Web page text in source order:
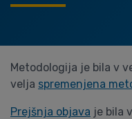
Metodologija je bila v
velja spremenjena
Prejšnja objava je bila